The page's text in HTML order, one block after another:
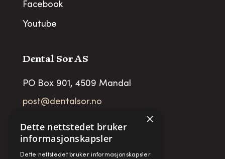
Facebook
Youtube
Dental Sor AS
PO Box 901, 4509 Mandal
post@dentalsor.no
Telefon: +47 38 27 88 88
Fax: + 47 38 27 88 89
×
Dette nettstedet bruker
informasjonskapsler
Dette nettstedet bruker informasjonskapsler